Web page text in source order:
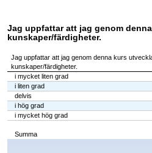
Jag uppfattar att jag genom
kunskaper/färdigheter.
Jag uppfattar att jag genom denna kurs
kunskaper/färdigheter.
i mycket liten grad
i liten grad
delvis
i hög grad
i mycket hög grad
Summa
Chart